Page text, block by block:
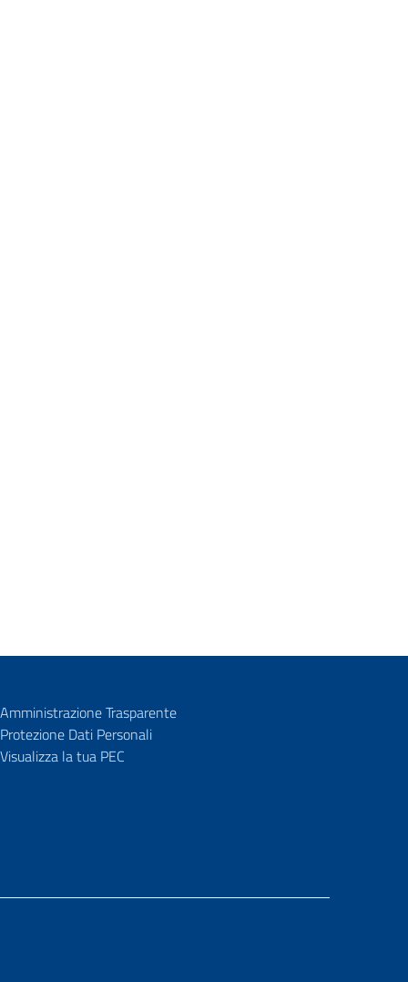
Amministrazione Trasparente
Protezione Dati Personali
Visualizza la tua PEC